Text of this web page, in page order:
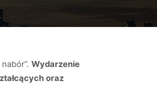
Wydarzenie
oraz